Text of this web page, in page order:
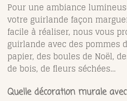
Pour une ambiance
votre guirlande façon
facile à réaliser, nous vous
guirlande avec des pommes
papier, des boules de Noël,
de bois, de fleurs séchées…
Quelle décoration murale